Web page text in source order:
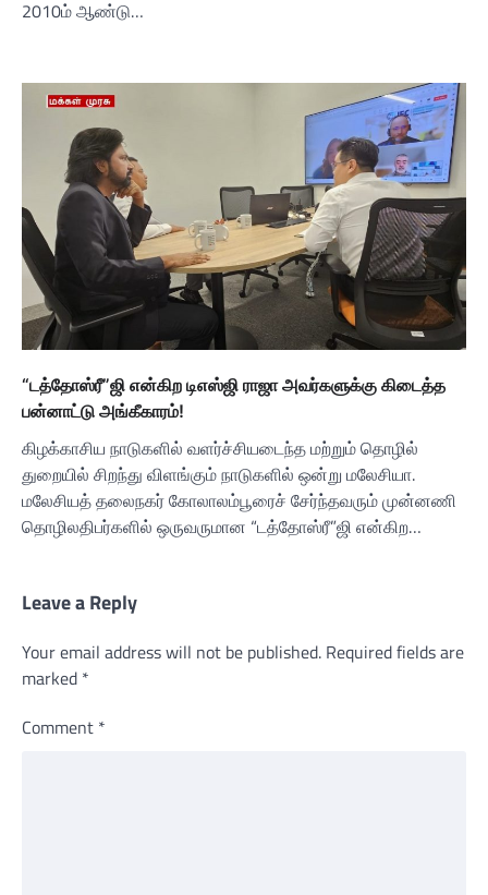
2010ம் ஆண்டு…
“டத்தோஸ்ரீ”ஜி என்கிற டிஎஸ்ஜி ராஜா அவர்களுக்கு கிடைத்த
பன்னாட்டு அங்கீகாரம்!
கிழக்காசிய நாடுகளில் வளர்ச்சியடைந்த மற்றும் தொழில்
துறையில் சிறந்து விளங்கும் நாடுகளில் ஒன்று மலேசியா.
மலேசியத் தலைநகர் கோலாலம்பூரைச் சேர்ந்தவரும் முன்னணி
தொழிலதிபர்களில் ஒருவருமான “டத்தோஸ்ரீ”ஜி என்கிற…
Leave a Reply
Your email address will not be published. Required fields are
marked *
Comment *